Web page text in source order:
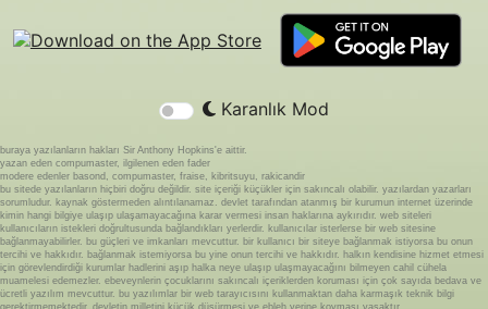
Karanlık Mod
buraya yazılanların hakları Sir Anthony Hopkins'e aittir.
yazan eden compumaster, ilgilenen eden fader
modere edenler basond, compumaster, fraise, kibritsuyu, rakicandir
bu sitede yazılanların hiçbiri doğru değildir. site içeriği küçükler için sakıncalı olabilir. yazılardan yazarları
sorumludur. kaynak göstermeden alıntılanamaz. devlet tarafından atanmış bir kurumun internet üzerinde
kimin hangi bilgiye ulaşıp ulaşamayacağına karar vermesi insan haklarına aykırıdır. web siteleri
kullanıcıların istekleri doğrultusunda bağlandıkları yerlerdir. kullanıcılar isterlerse bir web sitesine
bağlanmayabilirler. bu güçleri ve imkanları mevcuttur. bir kullanıcı bir siteye bağlanmak istiyorsa bu onun
tercihi ve hakkıdır. bağlanmak istemiyorsa bu yine onun tercihi ve hakkıdır. halkın kendisine hizmet etmesi
için görevlendirdiği kurumlar hadlerini aşıp halka neye ulaşıp ulaşmayacağını bilmeyen cahil cühela
muamelesi edemezler. ebeveynlerin çocuklarını sakıncalı içeriklerden koruması için çok sayıda bedava ve
ücretli yazılım mevcuttur. bu yazılımlar bir web tarayıcısını kullanmaktan daha karmaşık teknik bilgi
gerektirmemektedir. devletin milletini küçük düşürmesi ve ebleh yerine koyması yasaktır.